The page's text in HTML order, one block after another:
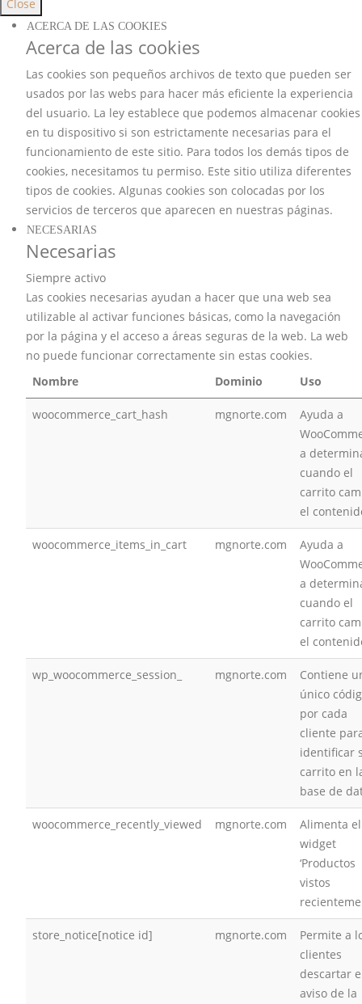
Close
ACERCA DE LAS COOKIES
Acerca de las cookies
Las cookies son pequeños archivos de texto que pueden ser
usados por las webs para hacer más eficiente la experiencia
del usuario. La ley establece que podemos almacenar cookies
en tu dispositivo si son estrictamente necesarias para el
funcionamiento de este sitio. Para todos los demás tipos de
cookies, necesitamos tu permiso. Este sitio utiliza diferentes
tipos de cookies. Algunas cookies son colocadas por los
servicios de terceros que aparecen en nuestras páginas.
NECESARIAS
Necesarias
Siempre activo
Las cookies necesarias ayudan a hacer que una web sea
utilizable al activar funciones básicas, como la navegación
por la página y el acceso a áreas seguras de la web. La web
no puede funcionar correctamente sin estas cookies.
Nombre
Dominio Uso
woocommerce_cart_hash mgnorte.com
Ayuda a
a
cuando el
carrito
el
woocommerce_items_in_cart mgnorte.com
Ayuda a
a
cuando el
carrito
el
wp_woocommerce_session_ mgnorte.com
Contiene
único
por cada
cliente
identificar
carrito en
base de
woocommerce_recently_viewed mgnorte.com
Alimenta el
widget
‘Productos
vistos
store_notice[notice id] mgnorte.com
Permite a
clientes
descartar
aviso de la